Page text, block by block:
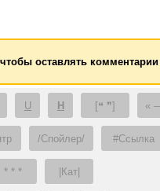
оставлять комментарии
U H [❝ ❞]
/Спойлер/ #Ссылка
* * * |Кат|